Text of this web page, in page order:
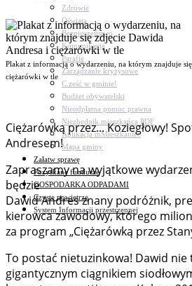
Zdrowie
Oświata
Bezpieczeństwo
Komunikacja
Parafie
Zarządzanie kryzysowe
C.ześć w gminie!
Budżet obywatelski
Nieodpłatna pomoc prawna
Niezbędnik mieszkańca PDF
Aplikacja mMieszkaniec
Mapa gminy
Załatw sprawę
Pozyskane fundusze
GOSPODARKA ODPADAMI
Czyste powietrze
System Informacji przestrzennej
Plakat z informacją o wydarzeniu, na którym znajduje
ciężarówki w tle
Ciężarówką przez... Koziegłowy!
Andresem!
Zapraszamy na wyjątkowe
będzie
Dawid Andres znany podróżnik,
kierowca zawodowy, którego
za program „Ciężarówką przez
To postać nietuzinkowa! Dawid nie
gigantycznym ciągnikiem